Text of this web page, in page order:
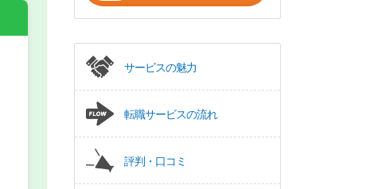
希望の働き方
正社員
パート(週4日～5日)
サービスの魅力
転職サービスの流れ
評判・口コミ